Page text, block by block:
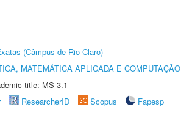
(Câmpus de Rio Claro)
MATEMÁTICA APLICADA E COMPUTAÇÃO
title: MS-3.1
ResearcherID Scopus
Fapesp